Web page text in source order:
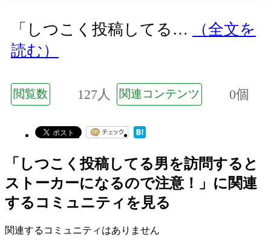
「しつこく投稿してる…
（全文を
読む）
閲覧数 127人 関連コンテンツ 0個
「しつこく投稿してる男を訪問すると
ストーカーになるので注意！」に関連
するコミュニティを見る
関連するコミュニティはありません